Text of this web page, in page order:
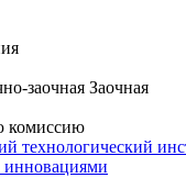
заочная Заочная
комиссию
инновациями